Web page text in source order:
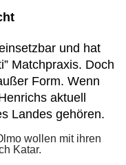
und hat
Matchpraxis. Doch
Form. Wenn
aktuell
Landes gehören.